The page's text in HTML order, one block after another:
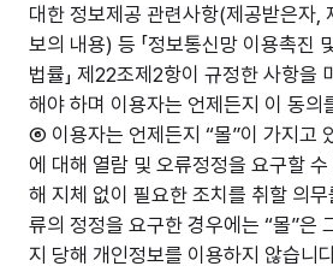
대한 정보제공 관련사항(제공받은자,
보의 내용) 등 「정보통신망 이용촉진
법률」 제22조제2항이 규정한 사항을
해야 하며 이용자는 언제든지 이 동의
⑥ 이용자는 언제든지 “몰”이 가지고
에 대해 열람 및 오류정정을 요구할 수
해 지체 없이 필요한 조치를 취할 의
류의 정정을 요구한 경우에는 “몰”은
지 당해 개인정보를 이용하지 않습니